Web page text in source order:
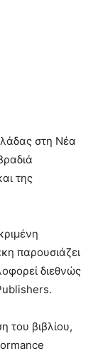
στη Νέα
της
παρουσιάζει
διεθνώς
του βιβλίου,